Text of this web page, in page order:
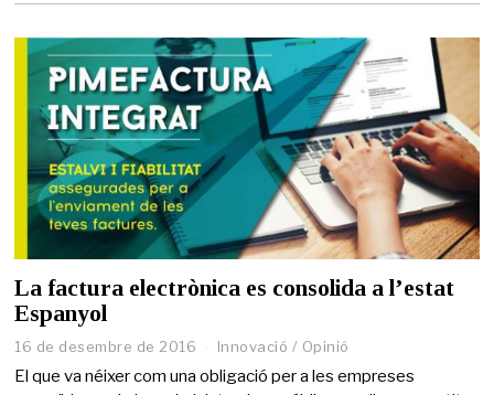
d
2
0
2
1
La factura electrònica es consolida a l’estat
Espanyol
16 de desembre de 2016
d
Innovació / Opinió
El que va néixer com una obligació per a les empreses